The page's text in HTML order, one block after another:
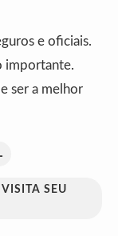
e oficiais.
importante.
ser a melhor
SEU